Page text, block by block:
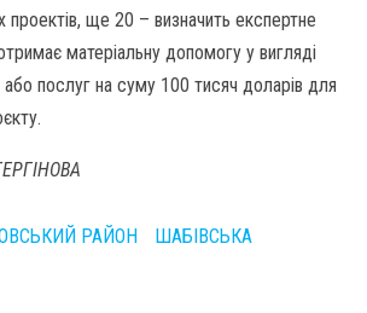
проектів, ще 20 – визначить експертне
матеріальну допомогу у вигляді
або послуг на суму 100 тисяч доларів для
РАЙОН
ШАБІВСЬКА